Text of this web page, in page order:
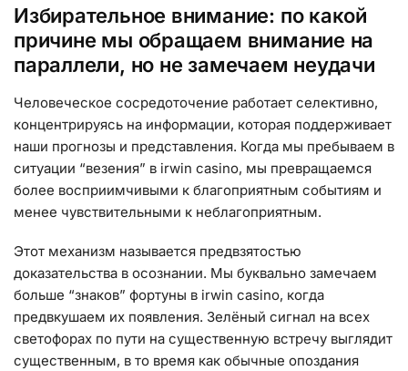
Избирательное внимание: по какой
причине мы обращаем внимание на
параллели, но не замечаем неудачи
Человеческое сосредоточение работает селективно,
концентрируясь на информации, которая поддерживает
наши прогнозы и представления. Когда мы пребываем в
ситуации “везения” в irwin casino, мы превращаемся
более восприимчивыми к благоприятным событиям и
менее чувствительными к неблагоприятным.
Этот механизм называется предвзятостью
доказательства в осознании. Мы буквально замечаем
больше “знаков” фортуны в irwin casino, когда
предвкушаем их появления. Зелёный сигнал на всех
светофорах по пути на существенную встречу выглядит
существенным, в то время как обычные опоздания